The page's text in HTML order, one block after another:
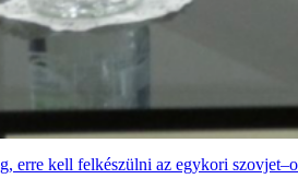
erre kell felkészülni az egykori